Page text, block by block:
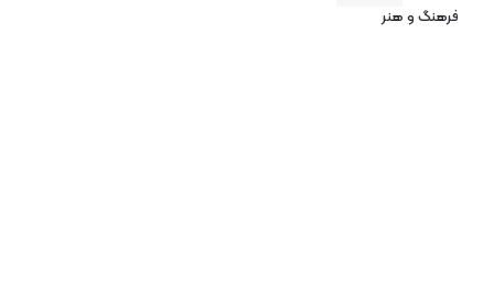
فرهنگ و هنر